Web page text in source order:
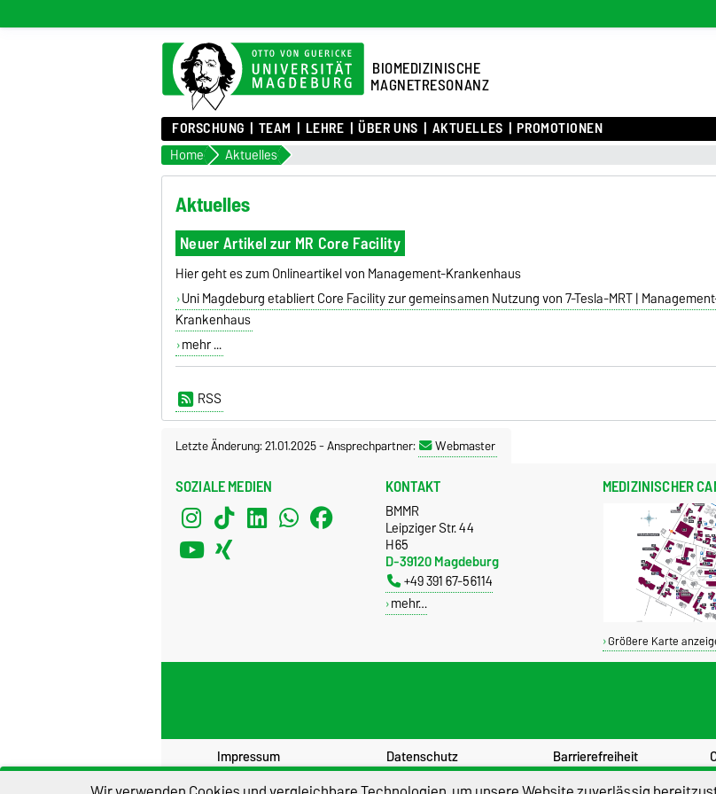
BIOMEDIZINISCHE
MAGNETRESONANZ
FORSCHUNG TEAM LEHRE ÜBER UNS AKTUELLES PROMOTIONEN
Home Aktuelles
Aktuelles
Neuer Artikel zur MR Core Facility
Hier geht es zum Onlineartikel von Management-Krankenhaus
Uni Magdeburg etabliert Core Facility zur gemeinsamen Nutzung von 7-Tesla-MRT |
Krankenhaus
mehr ...
RSS
Letzte Änderung: 21.01.2025-Ansprechpartner: Webmaster
SOZIALE MEDIEN KONTAKT
BMMR
Leipziger Str. 44
H65
D-39120 Magdeburg
+49 391 67-56114
mehr…
MEDIZINISCHER
Größere Karte
Impressum Datenschutz Barrierefreiheit